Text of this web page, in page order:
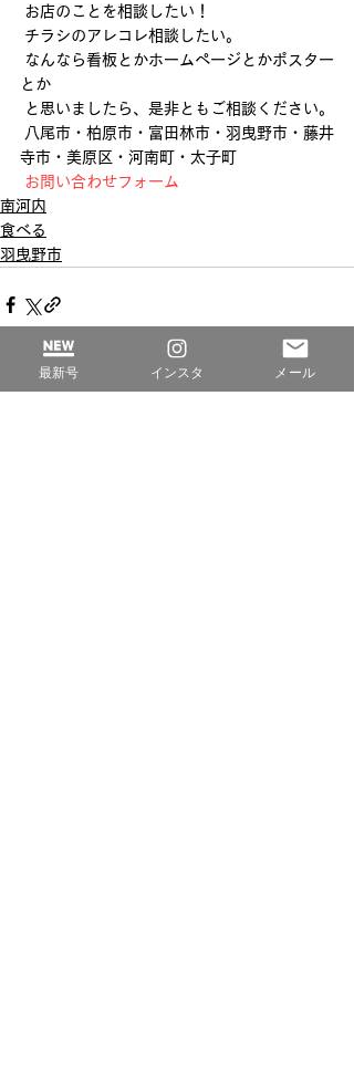
お店のことを相談したい！
チラシのアレコレ相談したい。
とか
と思いましたら、是非ともご相談ください。
寺市・美原区・河南町・太子町
お問い合わせフォーム
南河内
食べる
羽曳野市
最新号 インスタ メール